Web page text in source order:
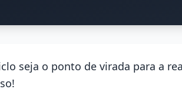
seja o ponto de virada para a